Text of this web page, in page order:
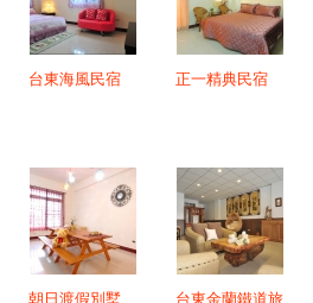
台東海風民宿 正一精典民宿
朝日渡假別墅
台東金蘭鐵道旅